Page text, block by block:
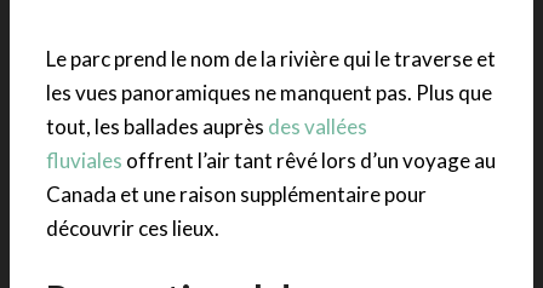
Le parc prend le nom de la rivière qui le traverse et
les vues panoramiques ne manquent pas. Plus que
tout, les ballades auprès des vallées
fluviales offrent l’air tant rêvé lors d’un voyage au
Canada et une raison supplémentaire pour
découvrir ces lieux.